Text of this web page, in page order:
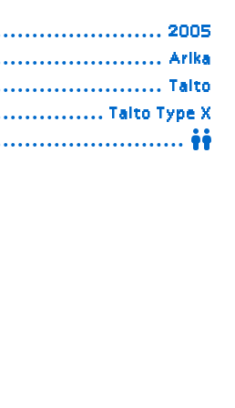
2005
Arika
Taito
Taito Type X